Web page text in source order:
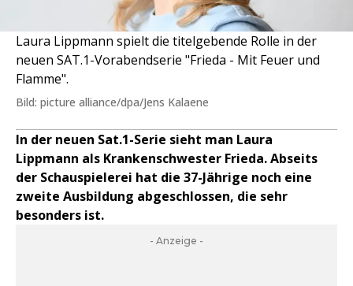
Laura Lippmann spielt die titelgebende Rolle in der
neuen SAT.1-Vorabendserie "Frieda - Mit Feuer und
Flamme".
Bild: picture alliance/dpa/Jens Kalaene
In der neuen Sat.1-Serie sieht man Laura
Lippmann als Krankenschwester Frieda. Abseits
der Schauspielerei hat die 37-Jährige noch eine
zweite Ausbildung abgeschlossen, die sehr
besonders ist.
- Anzeige -